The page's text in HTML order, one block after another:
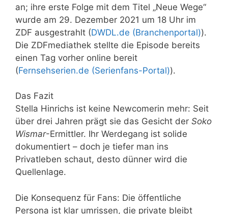
an; ihre erste Folge mit dem Titel „Neue Wege“
wurde am 29. Dezember 2021 um 18 Uhr im
ZDF ausgestrahlt (DWDL.de (Branchenportal)).
Die ZDFmediathek stellte die Episode bereits
einen Tag vorher online bereit
(Fernsehserien.de (Serienfans-Portal)).
Das Fazit
Stella Hinrichs ist keine Newcomerin mehr: Seit
über drei Jahren prägt sie das Gesicht der Soko
Wismar-Ermittler. Ihr Werdegang ist solide
dokumentiert – doch je tiefer man ins
Privatleben schaut, desto dünner wird die
Quellenlage.
Die Konsequenz für Fans: Die öffentliche
Persona ist klar umrissen, die private bleibt